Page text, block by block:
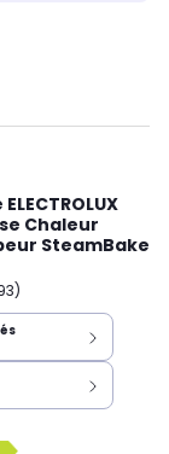
Chaleur
SteamBake